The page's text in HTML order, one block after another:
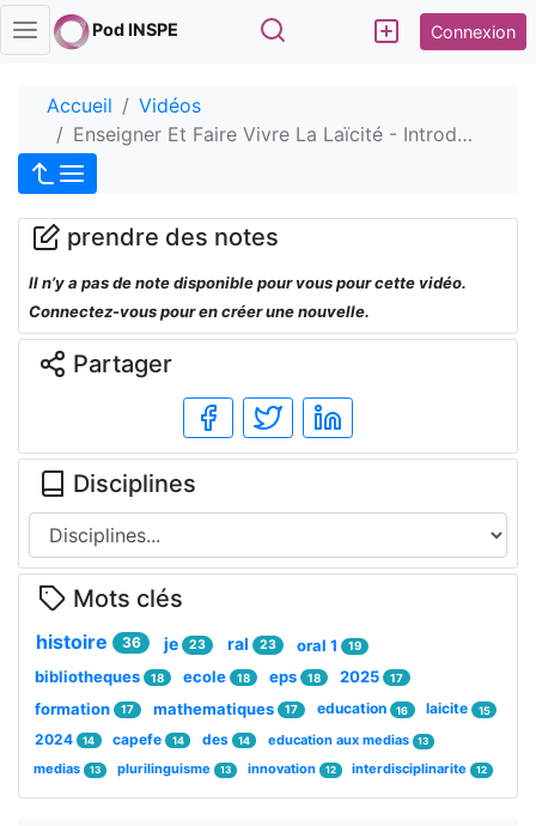
Pod INSPE Rechercher Connexion
Accueil
Vidéos
Enseigner Et Faire Vivre La Laïcité - Introd…
prendre des notes
Il n’y a pas de note disponible pour vous pour cette vidéo.
Connectez-vous pour en créer une nouvelle.
Partager
Disciplines
Mots clés
histoire 36 je 23 ral 23 oral 1 19
bibliotheques 18 ecole 18 eps 18 2025 17
formation 17 mathematiques 17 education 16 laicite 15
2024 14 capefe 14 des 14 education aux medias 13
medias 13 plurilinguisme 13 innovation 12 interdisciplinarite 12